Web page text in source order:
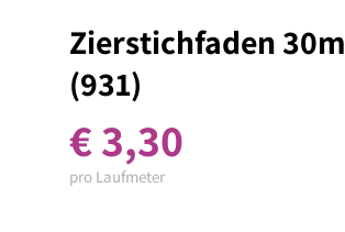
Zierstichfaden 30m
(931)
€3,30
pro Laufmeter